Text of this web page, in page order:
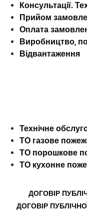
Консультації.
Прийом
Оплата
Виробництво,
Відвантаження
Технічне
ТО газове
ТО порошкове
ТО кухонне
ДОГОВІР
ДОГОВІР